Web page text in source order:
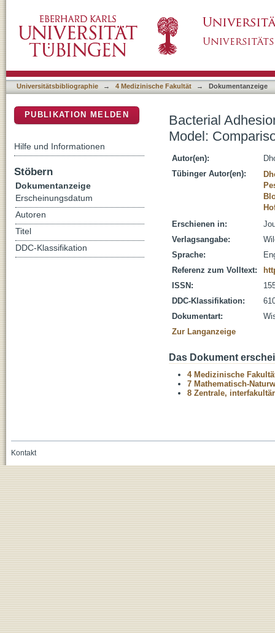
Monofilament, Braided, and Barbed Sutures
Universitätsbibliographie → 4 Medizinische Fakultät → Dokumentanzeige
Bacterial
Model:
Autor(en):
Tübinger Autor(en):
Erschienen in:
Verlagsangabe:
Sprache:
Referenz zum Volltext:
ISSN:
DDC-Klassifikation:
Dokumentart:
Zur Langanzeige
Das Dokument
4 Medizinische
7 Mathematisch-
8 Zentrale,
PUBLIKATION MELDEN
Hilfe und Informationen
Stöbern
Dokumentanzeige
Erscheinungsdatum
Autoren
Titel
DDC-Klassifikation
Kontakt